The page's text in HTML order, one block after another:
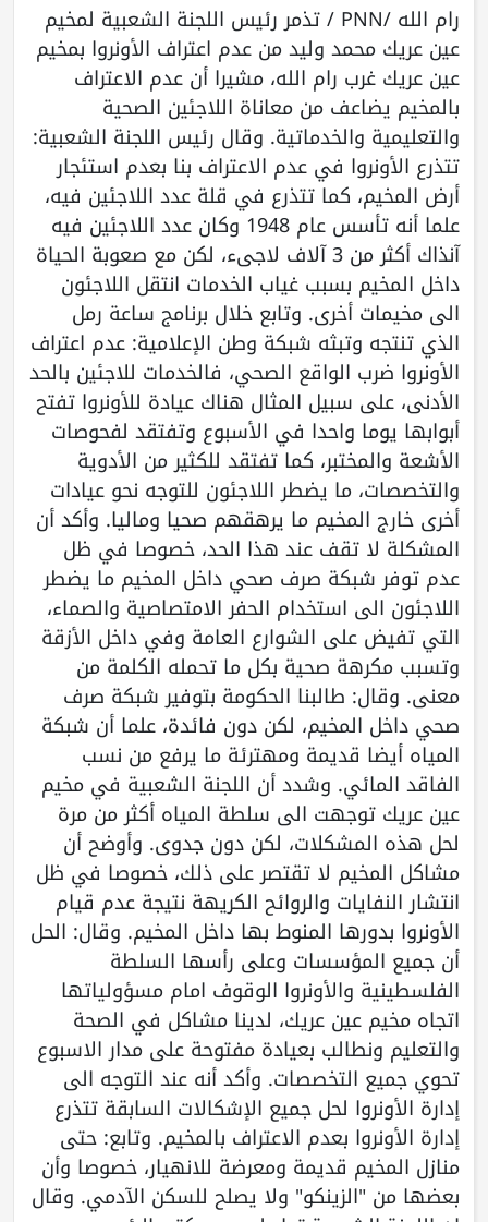
رام الله /PNN / تذمر رئيس اللجنة الشعبية لمخيم
عين عريك محمد وليد من عدم اعتراف الأونروا بمخيم
عين عريك غرب رام الله، مشيرا أن عدم الاعتراف
بالمخيم يضاعف من معاناة اللاجئين الصحية
والتعليمية والخدماتية. وقال رئيس اللجنة الشعبية:
تتذرع الأونروا في عدم الاعتراف بنا بعدم استئجار
أرض المخيم، كما تتذرع في قلة عدد اللاجئين فيه،
علما أنه تأسس عام 1948 وكان عدد اللاجئين فيه
آنذاك أكثر من 3 آلاف لاجىء، لكن مع صعوبة الحياة
داخل المخيم بسبب غياب الخدمات انتقل اللاجئون
الى مخيمات أخرى. وتابع خلال برنامج ساعة رمل
الذي تنتجه وتبثه شبكة وطن الإعلامية: عدم اعتراف
الأونروا ضرب الواقع الصحي، فالخدمات للاجئين بالحد
الأدنى، على سبيل المثال هناك عيادة للأونروا تفتح
أبوابها يوما واحدا في الأسبوع وتفتقد لفحوصات
الأشعة والمختبر، كما تفتقد للكثير من الأدوية
والتخصصات، ما يضطر اللاجئون للتوجه نحو عيادات
أخرى خارج المخيم ما يرهقهم صحيا وماليا. وأكد أن
المشكلة لا تقف عند هذا الحد، خصوصا في ظل
عدم توفر شبكة صرف صحي داخل المخيم ما يضطر
اللاجئون الى استخدام الحفر الامتصاصية والصماء،
التي تفيض على الشوارع العامة وفي داخل الأزقة
وتسبب مكرهة صحية بكل ما تحمله الكلمة من
معنى. وقال: طالبنا الحكومة بتوفير شبكة صرف
صحي داخل المخيم، لكن دون فائدة، علما أن شبكة
المياه أيضا قديمة ومهترئة ما يرفع من نسب
الفاقد المائي. وشدد أن اللجنة الشعبية في مخيم
عين عريك توجهت الى سلطة المياه أكثر من مرة
لحل هذه المشكلات، لكن دون جدوى. وأوضح أن
مشاكل المخيم لا تقتصر على ذلك، خصوصا في ظل
انتشار النفايات والروائح الكريهة نتيجة عدم قيام
الأونروا بدورها المنوط بها داخل المخيم. وقال: الحل
أن جميع المؤسسات وعلى رأسها السلطة
الفلسطينية والأونروا الوقوف امام مسؤولياتها
اتجاه مخيم عين عريك، لدينا مشاكل في الصحة
والتعليم ونطالب بعيادة مفتوحة على مدار الاسبوع
تحوي جميع التخصصات. وأكد أنه عند التوجه الى
إدارة الأونروا لحل جميع الإشكالات السابقة تتذرع
إدارة الأونروا بعدم الاعتراف بالمخيم. وتابع: حتى
منازل المخيم قديمة ومعرضة للانهيار، خصوصا وأن
بعضها من "الزينكو" ولا يصلح للسكن الآدمي. وقال